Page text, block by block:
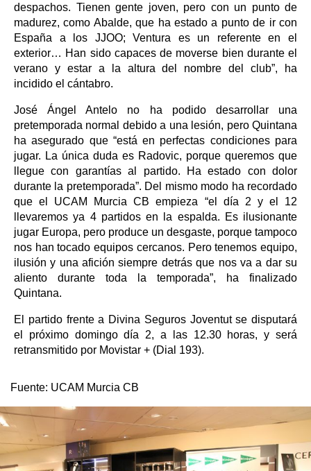
despachos. Tienen gente joven, pero con un punto de
madurez, como Abalde, que ha estado a punto de ir con
España a los JJOO; Ventura es un referente en el
exterior… Han sido capaces de moverse bien durante el
verano y estar a la altura del nombre del club”, ha
incidido el cántabro.
José Ángel Antelo no ha podido desarrollar una
pretemporada normal debido a una lesión, pero Quintana
ha asegurado que “está en perfectas condiciones para
jugar. La única duda es Radovic, porque queremos que
llegue con garantías al partido. Ha estado con dolor
durante la pretemporada”. Del mismo modo ha recordado
que el UCAM Murcia CB empieza “el día 2 y el 12
llevaremos ya 4 partidos en la espalda. Es ilusionante
jugar Europa, pero produce un desgaste, porque tampoco
nos han tocado equipos cercanos. Pero tenemos equipo,
ilusión y una afición siempre detrás que nos va a dar su
aliento durante toda la temporada”, ha finalizado
Quintana.
El partido frente a Divina Seguros Joventut se disputará
el próximo domingo día 2, a las 12.30 horas, y será
retransmitido por Movistar + (Dial 193).
Fuente: UCAM Murcia CB